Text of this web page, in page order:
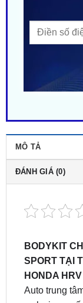
ĐÁNH GIÁ (0)
BODYKIT
HONDA
Auto trung
xe hơi cao
mực dài hạn.